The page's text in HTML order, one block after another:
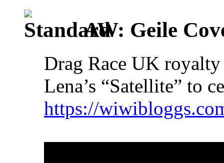
AW: Geile
Drag Race UK
Lena’s “Satellite” to
https://